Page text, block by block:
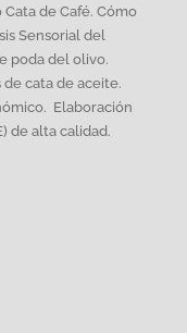
de Café. Cómo
Sensorial del
poda del olivo.
de cata de aceite.
Elaboración
de alta calidad.